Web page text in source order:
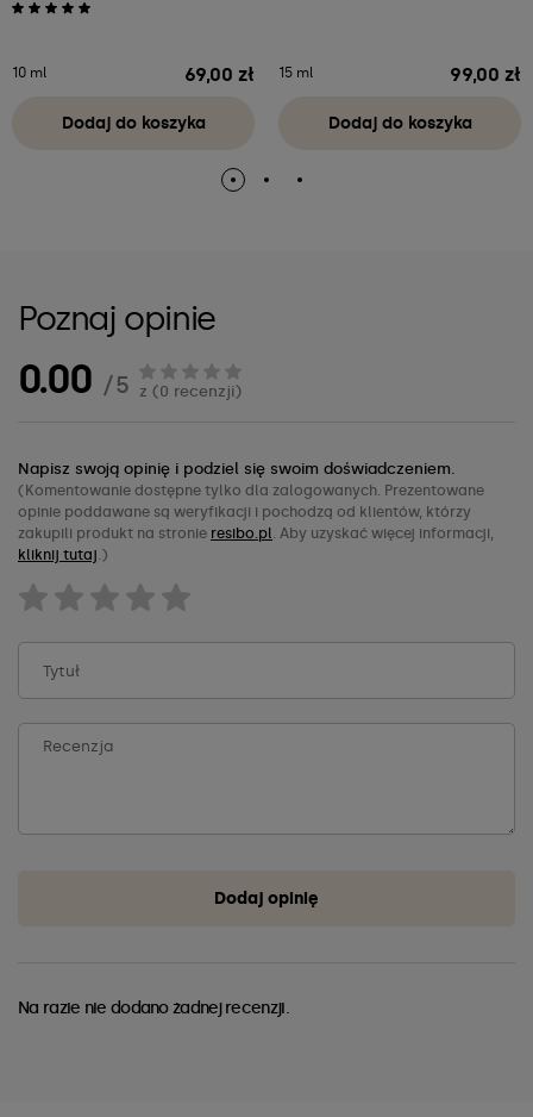
10 ml 69,00 zł
Dodaj do koszyka
15 ml 99,00 zł
Dodaj do koszyka
Poznaj opinie
0.00 / 5 z (0 recenzji)
Napisz swoją opinię i podziel się swoim doświadczeniem.
(Komentowanie dostępne tylko dla zalogowanych. Prezentowane
opinie poddawane są weryfikacji i pochodzą od klientów, którzy
zakupili produkt na stronie resibo.pl. Aby uzyskać więcej informacji,
kliknij tutaj.)
Dodaj opinię
Na razie nie dodano żadnej recenzji.